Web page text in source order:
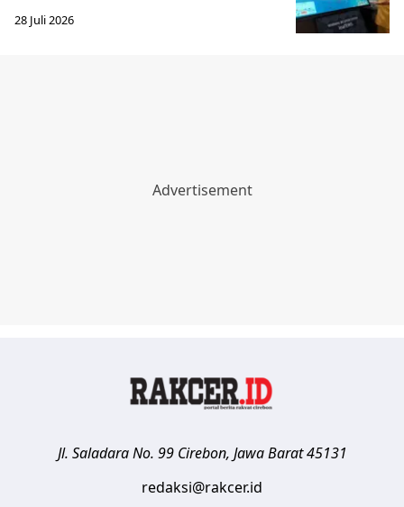
28 Juli 2026
Jl. Saladara No. 99 Cirebon, Jawa Barat 45131
redaksi@rakcer.id